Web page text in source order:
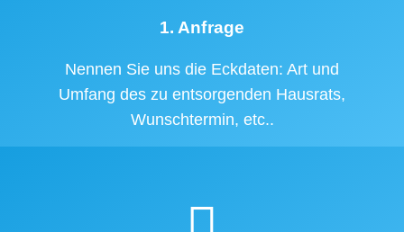
1. Anfrage
Nennen Sie uns die Eckdaten: Art und
Umfang des zu entsorgenden Hausrats,
Wunschtermin, etc..